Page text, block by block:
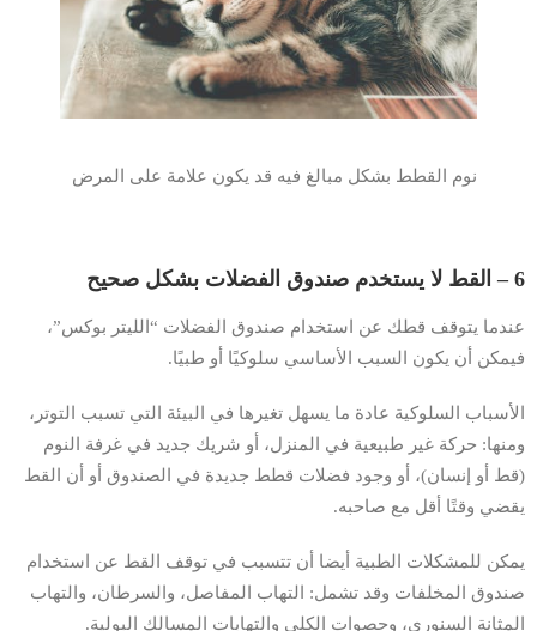
نوم القطط بشكل مبالغ فيه قد يكون علامة على المرض
6 – القط لا يستخدم صندوق الفضلات بشكل صحيح
عندما يتوقف قطك عن استخدام صندوق الفضلات “الليتر بوكس”،
فيمكن أن يكون السبب الأساسي سلوكيًا أو طبيًا.
الأسباب السلوكية عادة ما يسهل تغيرها في البيئة التي تسبب التوتر،
ومنها: حركة غير طبيعية في المنزل، أو شريك جديد في غرفة النوم
(قط أو إنسان)، أو وجود فضلات قطط جديدة في الصندوق أو أن القط
يقضي وقتًا أقل مع صاحبه.
يمكن للمشكلات الطبية أيضا أن تتسبب في توقف القط عن استخدام
صندوق المخلفات وقد تشمل: التهاب المفاصل، والسرطان، والتهاب
المثانة السنوري، وحصوات الكلى والتهابات المسالك البولية.